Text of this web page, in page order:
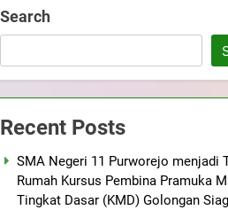
Search
Recent Posts
SMA Negeri 11 Purworejo menjadi
Rumah Kursus Pembina Pramuka
Tingkat Dasar (KMD) Golongan